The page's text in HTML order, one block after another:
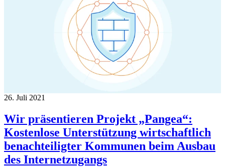
26. Juli 2021
Wir präsentieren Projekt „Pangea“:
Kostenlose Unterstützung wirtschaftlich
benachteiligter Kommunen beim Ausbau
des Internetzugangs